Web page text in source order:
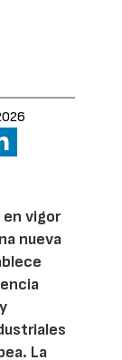
en vigor
nueva
La